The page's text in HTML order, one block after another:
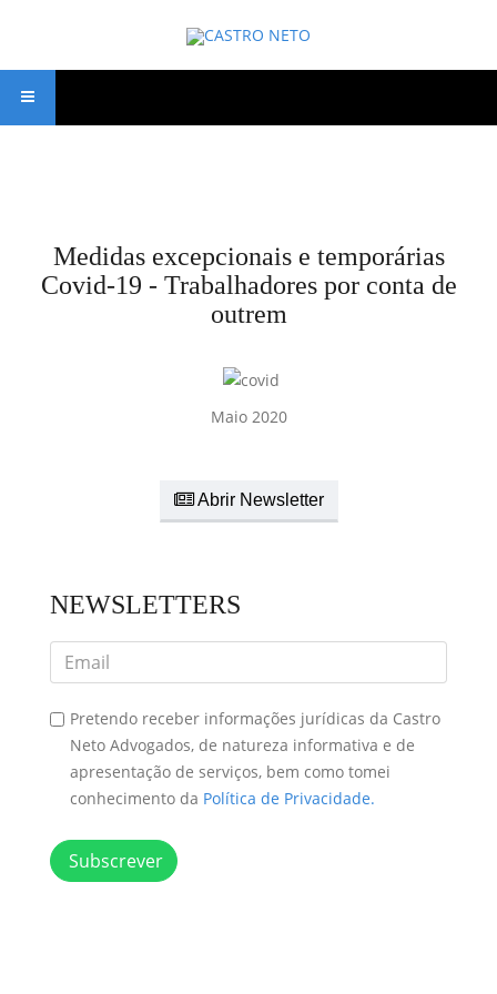
Medidas excepcionais e temporárias
Covid-19 - Trabalhadores por conta de
outrem
Maio 2020
Abrir Newsletter
NEWSLETTERS
Pretendo receber informações jurídicas da Castro
Neto Advogados, de natureza informativa e de
apresentação de serviços, bem como tomei
conhecimento da Política de Privacidade.
Subscrever